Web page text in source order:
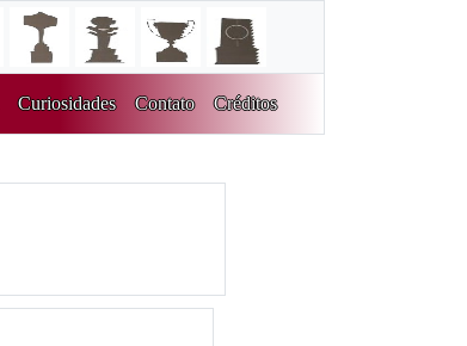
Curiosidades Contato Créditos